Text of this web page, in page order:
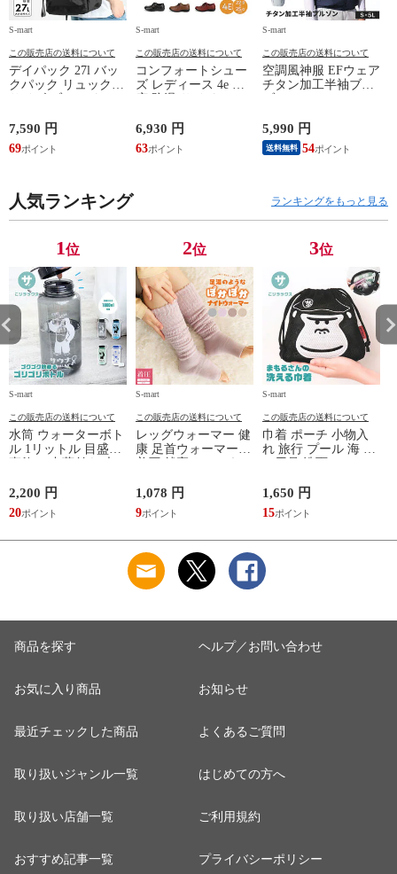
S-mart
この販売店の送料について
デイパック 27l バッ
クパック リュック
鞄 機内持ち込み 夏
スラッシャー
THRASHER r1929
7,590 円
69
S-mart
この販売店の送料について
コンフォートシュー
ズ レディース 4e 幅
シューズ 黒 トパー
ズ モア 靴 カジュア
ルシューズ 外反母趾
TOPAZ 1410
6,930 円
63
S-mart
この販売店の送料について
空調風神服 EFウェア
チタン加工半袖ブル
ジャケット 遮熱 作
業服 作業着 上着 ア
タックベース KF100
5,990 円
送料無料 54
人気ランキング ランキングをもっと見る
1位
S-mart
この販売店の送料について
水筒 ウォーターボト
ル 1リットル 目盛り
マイボトル 動物 ア
ニマル ゴリラ ごリ
ラックス ゴリゴリボ
2,200 円
20
2位
S-mart
この販売店の送料について
レッグウォーマー 健
康 足首ウォーマー
ふんわり 足湯のよう
なぽかぽかナイトウ
ォーマー inf-26
1,078 円
9
3位
S-mart
この販売店の送料について
巾着 ポーチ 小物入
れ 旅行 プール 海 バ
サウナ ごリラックス
まもるさんの洗える
巾着 ブラック 黒
1,650 円
15
商品を探す
お気に入り商品
最近チェックした商品
取り扱いジャンル一覧
取り扱い店舗一覧
おすすめ記事一覧
ヘルプ／お問い合わせ
お知らせ
よくあるご質問
はじめての方へ
ご利用規約
プライバシーポリシー